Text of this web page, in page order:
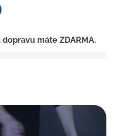
dopravu máte ZDARMA.